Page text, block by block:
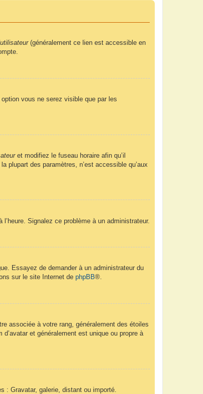
(généralement ce lien est accessible en
vous ne serez visible que par les
et modifiez le fuseau horaire afin qu’il
plupart des paramètres, n’est accessible qu’aux
Signalez ce problème à un administrateur.
Essayez de demander à un administrateur du
sur le site Internet de phpBB®.
associée à votre rang, généralement des étoiles
et généralement est unique ou propre à
: Gravatar, galerie, distant ou importé.